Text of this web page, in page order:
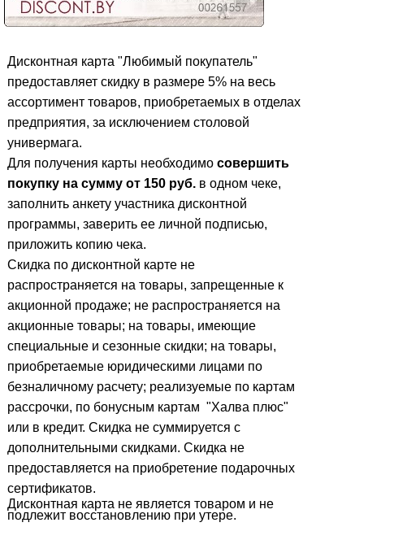
Дисконтная карта "Любимый покупатель"
предоставляет скидку в размере 5% на весь
ассортимент товаров, приобретаемых в отделах
предприятия, за исключением столовой
универмага.
Для получения карты необходимо совершить
покупку на сумму от 150 руб. в одном чеке,
заполнить анкету участника дисконтной
программы, заверить ее личной подписью,
приложить копию чека.
Скидка по дисконтной карте не
распространяется на товары, запрещенные к
акционной продаже; не распространяется на
акционные товары; на товары, имеющие
специальные и сезонные скидки; на товары,
приобретаемые юридическими лицами по
безналичному расчету; реализуемые по картам
рассрочки, по бонусным картам "Халва плюс"
или в кредит. Скидка не суммируется с
дополнительными скидками. Скидка не
предоставляется на приобретение подарочных
сертификатов.
Дисконтная карта не является товаром и не
подлежит восстановлению при утере.